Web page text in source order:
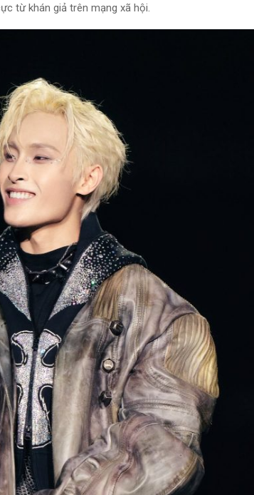
từ khán giả trên mạng xã hội.